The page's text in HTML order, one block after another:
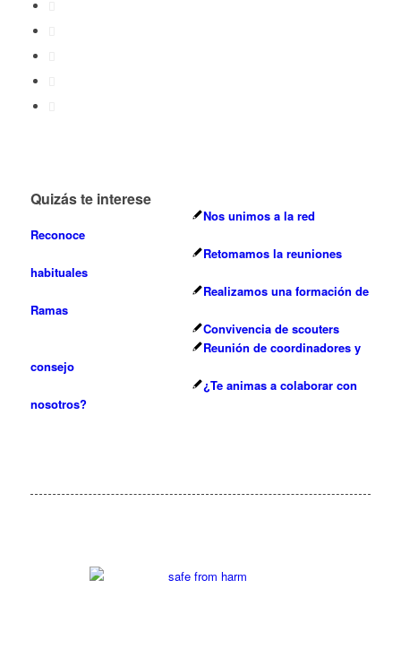
Quizás te interese
Nos unimos a la red
Reconoce
Retomamos la reuniones
habituales
Realizamos una formación de
Ramas
Convivencia de scouters
Reunión de coordinadores y
consejo
¿Te animas a colaborar con
nosotros?